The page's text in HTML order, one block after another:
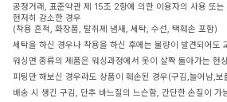
공정거래, 표준약관 제 15조 2항에 의한 이용자의 사용 또
현저히 감소한 경우
(착용 흔적, 화장품, 탈취제 냄새, 세탁, 수선, 택훼손 포함)
세탁을 하신 경우나 착용을 하신 후에는 불량이 발견되어도
워싱면 종류의 제품은 워싱과정에서 옷이 살짝 돌아가는 현
피팅만 해보신 경우라도 상품이 훼손된 경우(구김,늘어남,보
배송 시 생긴 구김, 단추 바느질의 느슨함, 간단한 손질이 가